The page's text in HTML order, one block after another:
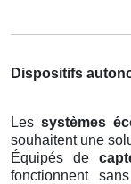
Dispositifs
Les systèmes
souhaitent une
Équipés de
fonctionnent